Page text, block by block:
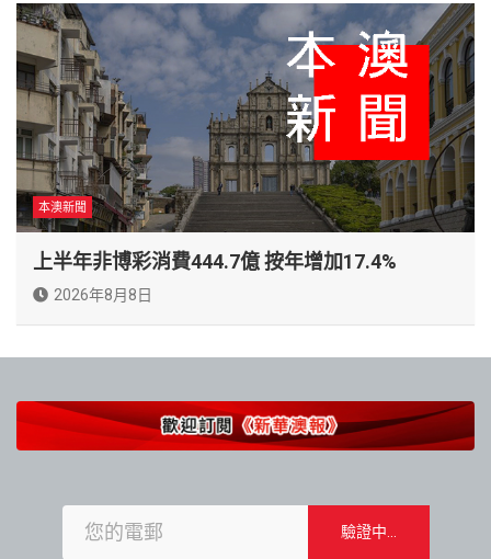
本澳新聞
上半年非博彩消費444.7億 按年增加17.4%
2026年8月8日